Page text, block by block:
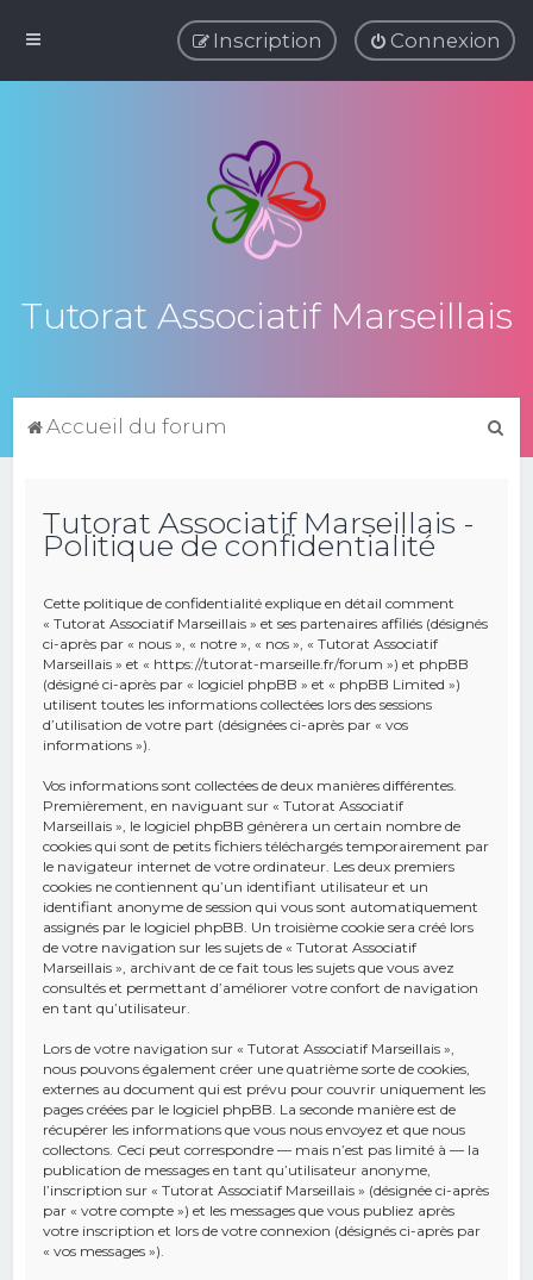
Connexion
Inscription
Tutorat Associatif Marseillais
Accueil du forum
Tutorat Associatif Marseillais -
Politique de confidentialité
Cette politique de confidentialité explique en détail comment
« Tutorat Associatif Marseillais » et ses partenaires affiliés (désignés
ci-après par « nous », « notre », « nos », « Tutorat Associatif
Marseillais » et « https://tutorat-marseille.fr/forum ») et phpBB
(désigné ci-après par « logiciel phpBB » et « phpBB Limited »)
utilisent toutes les informations collectées lors des sessions
d’utilisation de votre part (désignées ci-après par « vos
informations »).
Vos informations sont collectées de deux manières différentes.
Premièrement, en naviguant sur « Tutorat Associatif
Marseillais », le logiciel phpBB génèrera un certain nombre de
cookies qui sont de petits fichiers téléchargés temporairement par
le navigateur internet de votre ordinateur. Les deux premiers
cookies ne contiennent qu’un identifiant utilisateur et un
identifiant anonyme de session qui vous sont automatiquement
assignés par le logiciel phpBB. Un troisième cookie sera créé lors
de votre navigation sur les sujets de « Tutorat Associatif
Marseillais », archivant de ce fait tous les sujets que vous avez
consultés et permettant d’améliorer votre confort de navigation
en tant qu’utilisateur.
Lors de votre navigation sur « Tutorat Associatif Marseillais »,
nous pouvons également créer une quatrième sorte de cookies,
externes au document qui est prévu pour couvrir uniquement les
pages créées par le logiciel phpBB. La seconde manière est de
récupérer les informations que vous nous envoyez et que nous
collectons. Ceci peut correspondre — mais n’est pas limité à — la
publication de messages en tant qu’utilisateur anonyme,
l’inscription sur « Tutorat Associatif Marseillais » (désignée ci-après
par « votre compte ») et les messages que vous publiez après
votre inscription et lors de votre connexion (désignés ci-après par
« vos messages »).